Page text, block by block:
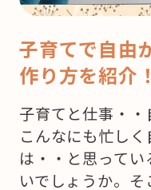
子育てで自由
作り方を紹介！
子育てと仕事・・
こんなにも忙し
は・・と思って
いでしょうか。